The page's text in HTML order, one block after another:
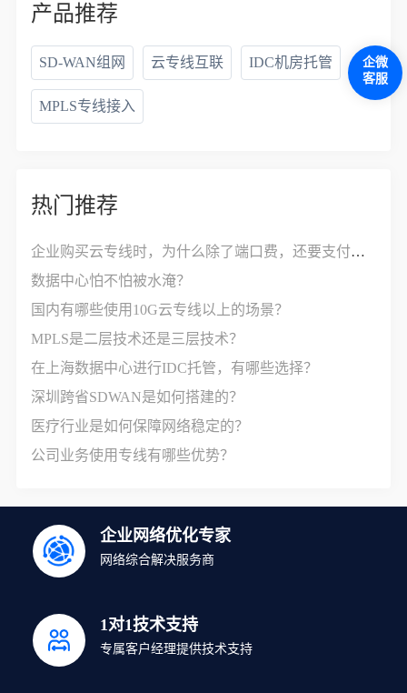
产品推荐
SD-WAN组网 云专线互联 IDC机房托管
MPLS专线接入
热门推荐
企业购买云专线时，为什么除了端口费，还要支付接入费？
数据中心怕不怕被水淹？
国内有哪些使用10G云专线以上的场景？
MPLS是二层技术还是三层技术？
在上海数据中心进行IDC托管，有哪些选择？
深圳跨省SDWAN是如何搭建的？
医疗行业是如何保障网络稳定的？
公司业务使用专线有哪些优势？
企业网络优化专家
网络综合解决服务商
1对1技术支持
专属客户经理提供技术支持
企微
客服